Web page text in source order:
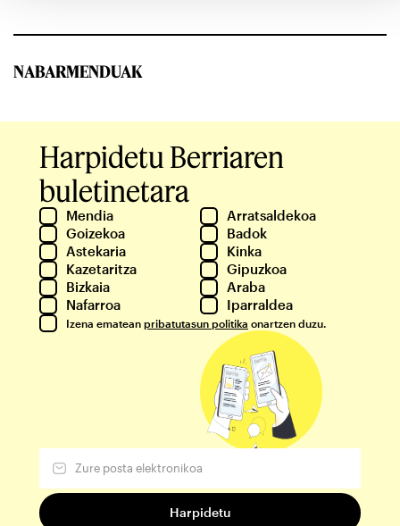
NABARMENDUAK
Harpidetu Berriaren
buletinetara
Mendia
Arratsaldekoa
Goizekoa
Badok
Astekaria
Kinka
Kazetaritza
Gipuzkoa
Bizkaia
Araba
Nafarroa
Iparraldea
Izena ematean pribatutasun politika onartzen duzu.